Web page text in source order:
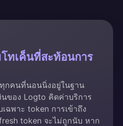
ทเค็นที่สะท้อนการ
กคนที่นอนนิ่งอยู่ในฐาน
ของ Logto คิดค่าบริการ
ฉพาะ token การเข้าถึง
token จะไม่ถูกนับ หาก